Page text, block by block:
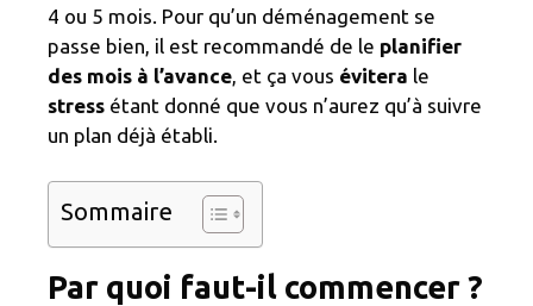
4 ou 5 mois. Pour qu’un déménagement se
passe bien, il est recommandé de le planifier
des mois à l’avance, et ça vous évitera le
stress étant donné que vous n’aurez qu’à suivre
un plan déjà établi.
Sommaire
Par quoi faut-il commencer ?